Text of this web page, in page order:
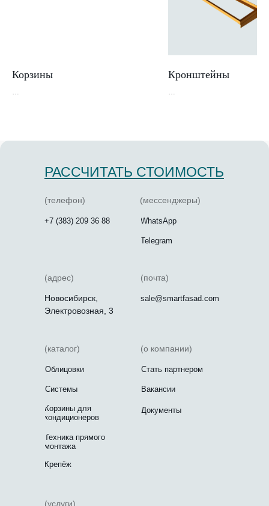
Корзины Кронштейны
РАССЧИТАТЬ СТОИМОСТЬ
(телефон) (мессенджеры)
(каталог)
(услуги)
(о компании)
(почта)
(адрес)
Новосибирск,
Электровозная, 3
sale@smartfasad.com
+7 (383) 209 36 88 WhatsApp
Telegram
Облицовки
Системы
Корзины для
кондиционеров
Стать партнером
Вакансии
Документы
Техника прямого
монтажа
Крепёж